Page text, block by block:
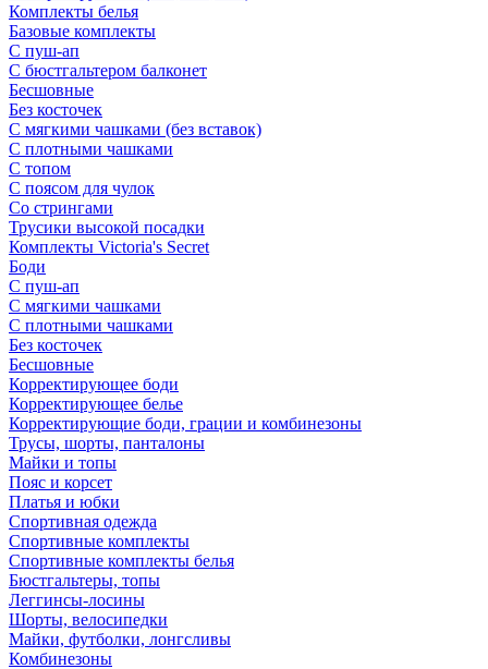
Комплекты белья
Базовые комплекты
С пуш-ап
С бюстгальтером балконет
Бесшовные
Без косточек
С мягкими чашками (без вставок)
С плотными чашками
С топом
С поясом для чулок
Со стрингами
Трусики высокой посадки
Комплекты Victoria's Secret
Боди
С пуш-ап
С мягкими чашками
С плотными чашками
Без косточек
Бесшовные
Корректирующее боди
Корректирующее белье
Корректирующие боди, грации и комбинезоны
Трусы, шорты, панталоны
Майки и топы
Пояс и корсет
Платья и юбки
Спортивная одежда
Спортивные комплекты
Спортивные комплекты белья
Бюстгальтеры, топы
Леггинсы-лосины
Шорты, велосипедки
Майки, футболки, лонгсливы
Комбинезоны